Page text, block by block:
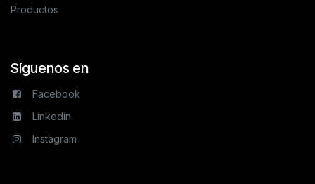
Productos
Síguenos en
Facebook
Linkedin
Instagram